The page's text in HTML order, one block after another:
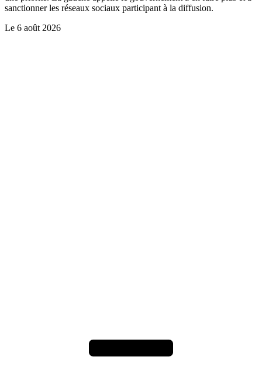
sanctionner les réseaux sociaux participant à la diffusion.
Le 6 août 2026